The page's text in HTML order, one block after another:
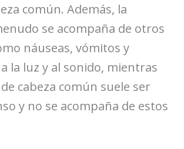
común. Además, la
se acompaña de otros
náuseas, vómitos y
la luz y al sonido, mientras
cabeza común suele ser
y no se acompaña de estos